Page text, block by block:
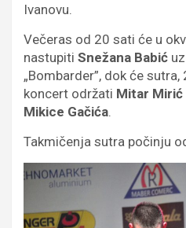
Ivanovu.
Večeras od 20 sati će u
nastupiti Snežana Babić
„Bombarder”, dok će
koncert održati Mitar Mirić
Mikice Gačića.
Takmičenja sutra počinju